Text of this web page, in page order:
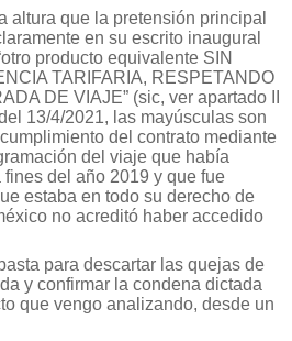
altura que la pretensión principal
en su escrito inaugural
producto equivalente SIN
TARIFARIA, RESPETANDO
DE VIAJE” (sic, ver apartado II
13/4/2021, las mayúsculas son
del contrato mediante
del viaje que había
del año 2019 y que fue
estaba en todo su derecho de
no acreditó haber accedido
para descartar las quejas de
y confirmar la condena dictada
que vengo analizando, desde un